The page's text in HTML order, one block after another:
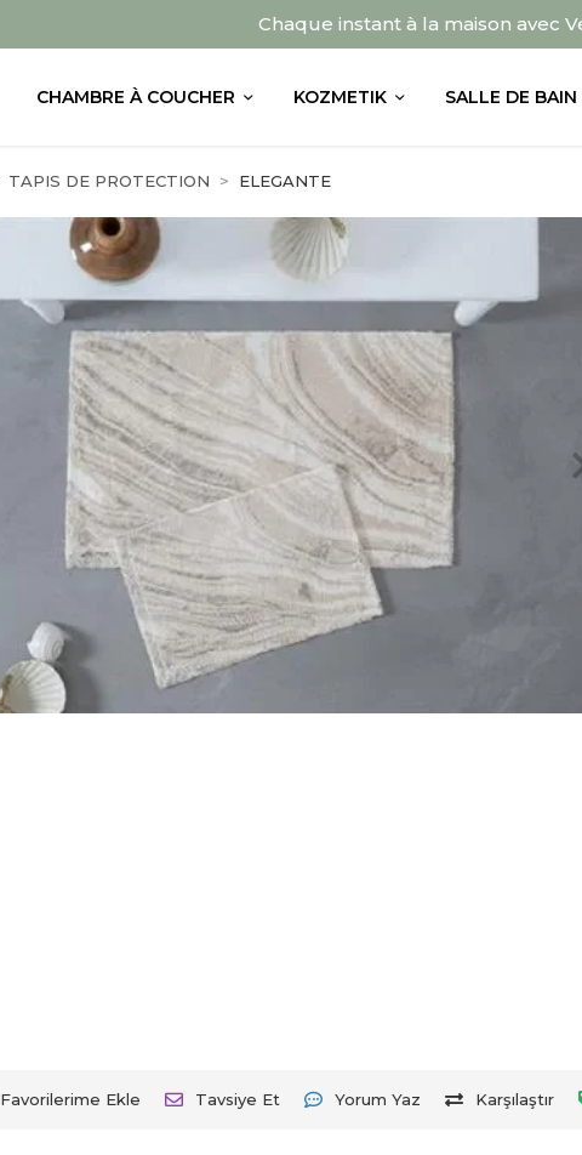
Chaque instant à la maison avec
CHAMBRE À COUCHER KOZMETIK SALLE DE BAIN
TAPIS DE PROTECTION ELEGANTE
Favorilerime Ekle Tavsiye Et Yorum Yaz Karşılaştır